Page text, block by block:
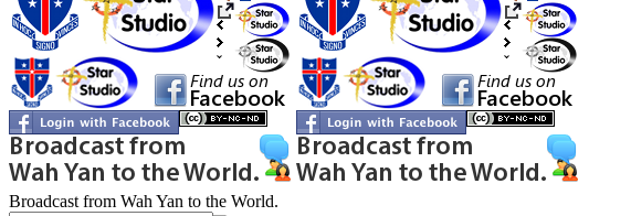
Broadcast from Wah Yan to the World.